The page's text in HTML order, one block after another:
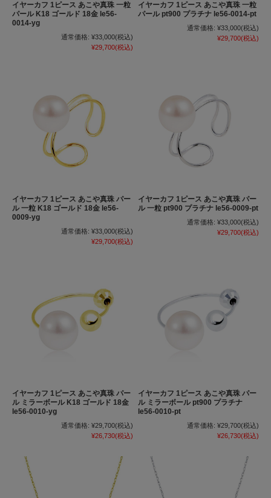
イヤーカフ 1ピース あこや真珠 一粒
パール K18 ゴールド 18金 le56-
0014-yg
通常価格: ¥33,000(税込)
¥29,700(税込)
イヤーカフ 1ピース あこや真珠 一粒
パール pt900 プラチナ le56-0014-pt
通常価格: ¥33,000(税込)
¥29,700(税込)
イヤーカフ 1ピース あこや真珠 パー
ル 一粒 K18 ゴールド 18金 le56-
0009-yg
通常価格: ¥33,000(税込)
¥29,700(税込)
イヤーカフ 1ピース あこや真珠 パー
ル 一粒 pt900 プラチナ le56-0009-pt
通常価格: ¥33,000(税込)
¥29,700(税込)
イヤーカフ 1ピース あこや真珠 パー
ル ミラーボール K18 ゴールド 18金
le56-0010-yg
通常価格: ¥29,700(税込)
¥26,730(税込)
イヤーカフ 1ピース あこや真珠 パー
ル ミラーボール pt900 プラチナ
le56-0010-pt
通常価格: ¥29,700(税込)
¥26,730(税込)